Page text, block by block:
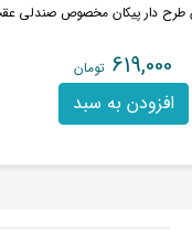
طرح دار پیکان مخصوص صندلی
619,000 تومان
افزودن به سبد